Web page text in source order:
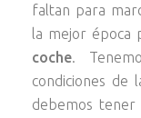
faltan para
la mejor época
coche .
condiciones de
debemos